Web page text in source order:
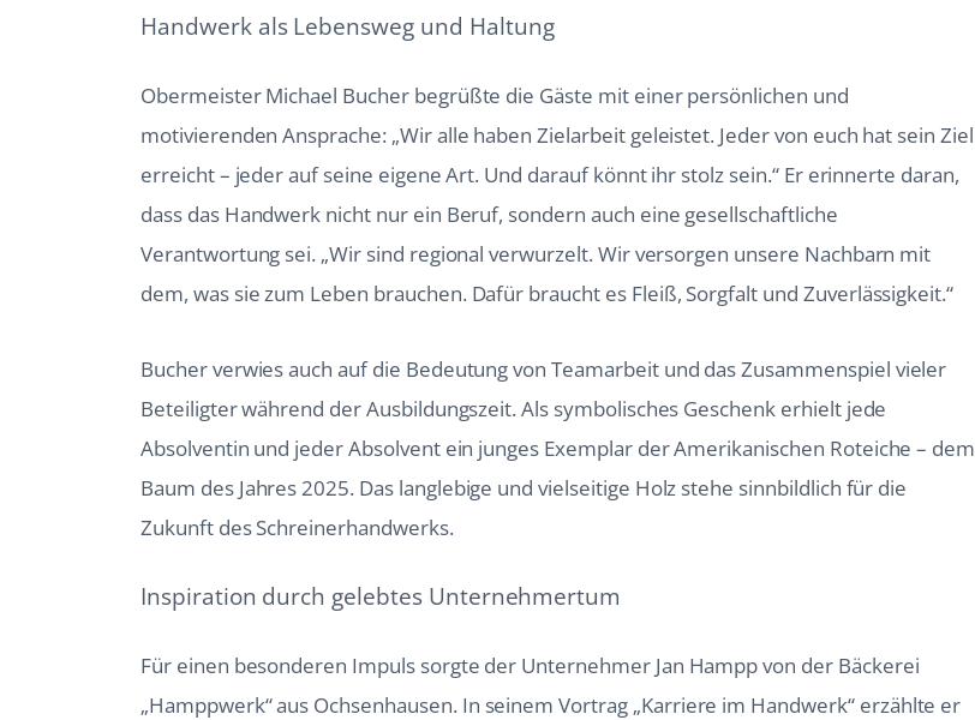
Handwerk als Lebensweg und Haltung
Obermeister Michael Bucher begrüßte die Gäste mit einer persönlichen und
motivierenden Ansprache: „Wir alle haben Zielarbeit geleistet. Jeder von euch hat sein Ziel
erreicht – jeder auf seine eigene Art. Und darauf könnt ihr stolz sein.“ Er erinnerte daran,
dass das Handwerk nicht nur ein Beruf, sondern auch eine gesellschaftliche
Verantwortung sei. „Wir sind regional verwurzelt. Wir versorgen unsere Nachbarn mit
dem, was sie zum Leben brauchen. Dafür braucht es Fleiß, Sorgfalt und Zuverlässigkeit.“
Bucher verwies auch auf die Bedeutung von Teamarbeit und das Zusammenspiel vieler
Beteiligter während der Ausbildungszeit. Als symbolisches Geschenk erhielt jede
Absolventin und jeder Absolvent ein junges Exemplar der Amerikanischen Roteiche – dem
Baum des Jahres 2025. Das langlebige und vielseitige Holz stehe sinnbildlich für die
Zukunft des Schreinerhandwerks.
Inspiration durch gelebtes Unternehmertum
Für einen besonderen Impuls sorgte der Unternehmer Jan Hampp von der Bäckerei
„Hamppwerk“ aus Ochsenhausen. In seinem Vortrag „Karriere im Handwerk“ erzählte er